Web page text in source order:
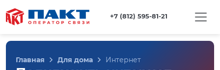
+7 (812) 595-81-21
Главная Для дома Интернет